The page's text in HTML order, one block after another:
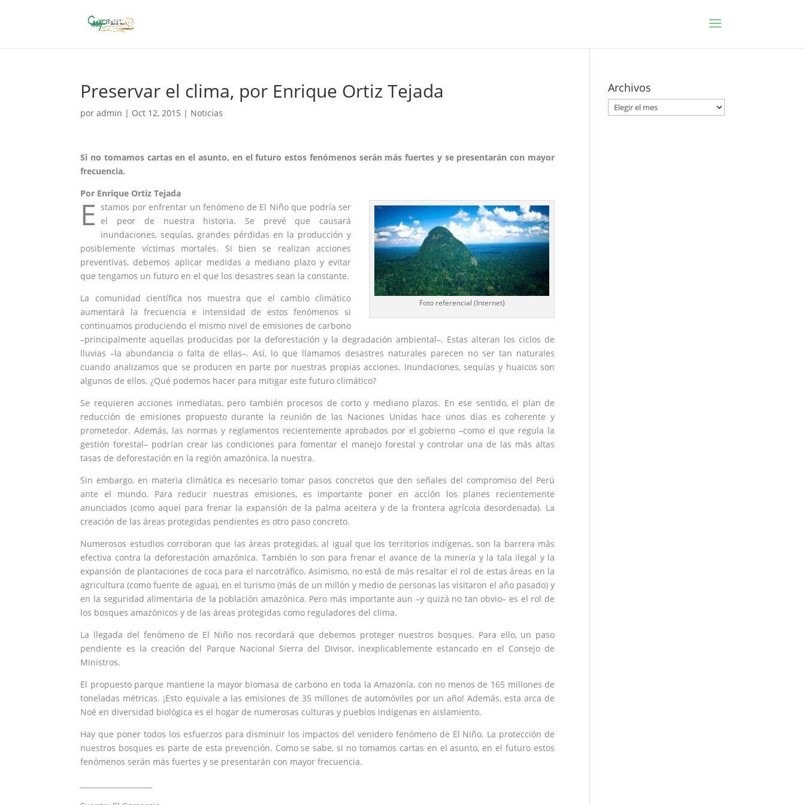
Preservar el clima, por Enrique Ortiz Tejada
poradmin | Oct 12, 2015 | Noticias
Si no tomamos cartas en el asunto, en el futuro estos fenómenos serán más fuertes y se presentarán con mayor
frecuencia.
Por Enrique Ortiz Tejada
Foto referencial (Internet)
E stamos por enfrentar unfenómeno de El Niñoque podría ser
el peor de nuestra historia. Se prevé que causará
inundaciones, sequías, grandes pérdidas en la producción y
posiblemente víctimas mortales. Si bien se realizan acciones
preventivas, debemos aplicar medidas a mediano plazo y evitar
que tengamos un futuro en el que los desastres sean la constante.
La comunidad científica nos muestra que el cambio climático
aumentará la frecuencia e intensidad de estos fenómenos si
continuamos produciendo el mismo nivel de emisiones de carbono
–principalmente aquellas producidas por la deforestación y la degradación ambiental–. Estas alteran los ciclos de
lluvias –la abundancia o falta de ellas–. Así, lo que llamamos desastres naturales parecen no ser tan naturales
cuando analizamos que se producen en parte por nuestras propias acciones. Inundaciones, sequías y huaicos son
algunos de ellos. ¿Qué podemos hacer para mitigar este futuro climático?
Se requieren acciones inmediatas, pero también procesos de corto y mediano plazos. En ese sentido, el plan de
reducción de emisiones propuesto durante la reunión de las Naciones Unidas hace unos días es coherente y
prometedor. Además, las normas y reglamentos recientemente aprobados por el gobierno –como el que regula la
gestión forestal– podrían crear las condiciones para fomentar el manejo forestal y controlar una de las más altas
tasas de deforestación en la región amazónica, la nuestra.
Sin embargo, en materia climática es necesario tomar pasos concretos que den señales del compromiso del Perú
ante el mundo. Para reducir nuestras emisiones, es importante poner en acción los planes recientemente
anunciados (como aquel para frenar la expansión de la palma aceitera y de la frontera agrícola desordenada). La
creación de las áreas protegidas pendientes es otro paso concreto.
Numerosos estudios corroboran que las áreas protegidas, al igual que los territorios indígenas, son la barrera más
efectiva contra la deforestación amazónica. También lo son para frenar el avance de la minería y la tala ilegal y la
expansión de plantaciones de coca para el narcotráfico. Asimismo, no está de más resaltar el rol de estas áreas en la
agricultura (como fuente de agua), en el turismo (más de un millón y medio de personas las visitaron el año pasado) y
en la seguridad alimentaria de la población amazónica. Pero más importante aun –y quizá no tan obvio– es el rol de
los bosques amazónicos y de las áreas protegidas como reguladores del clima.
La llegada del fenómeno de El Niño nos recordará que debemos proteger nuestros bosques. Para ello, un paso
pendiente es la creación del Parque Nacional Sierra del Divisor, inexplicablemente estancado en el Consejo de
Ministros.
El propuesto parque mantiene la mayor biomasa de carbono en toda la Amazonía, con no menos de 165 millones de
toneladas métricas. ¡Esto equivale a las emisiones de 35 millones de automóviles por un año! Además, esta arca de
Noé en diversidad biológica es el hogar de numerosas culturas y pueblos indígenas en aislamiento.
Hay que poner todos los esfuerzos para disminuir los impactos del venidero fenómeno de El Niño. La protección de
nuestros bosques es parte de esta prevención. Como se sabe, si no tomamos cartas en el asunto, en el futuro estos
fenómenos serán más fuertes y se presentarán con mayor frecuencia.
Archivos
Archivos